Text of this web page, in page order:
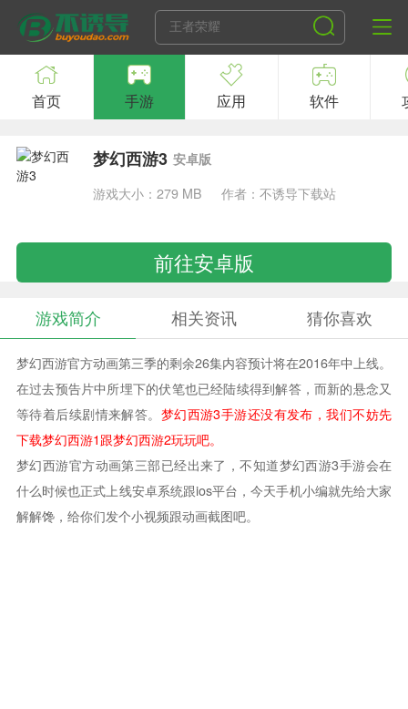
首页 手游 应用 软件
梦幻西游3 安卓版
游戏大小：279 MB
作者：不诱导下载站
前往安卓版
游戏简介 相关资讯 猜你喜欢
梦幻西游官方动画第三季的剩余26集内容预计将在2016年中上线。
在过去预告片中所埋下的伏笔也已经陆续得到解答，而新的悬念又
等待着后续剧情来解答。 梦幻西游3手游还没有发布，我们不妨先
下载梦幻西游1跟梦幻西游2玩玩吧。
梦幻西游官方动画第三部已经出来了，不知道梦幻西游3手游会在
什么时候也正式上线安卓系统跟ios平台，今天手机小编就先给大家
解解馋，给你们发个小视频跟动画截图吧。